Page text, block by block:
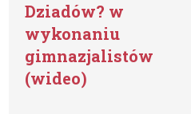
Dziadów? w
wykonaniu
gimnazjalistów
(wideo)